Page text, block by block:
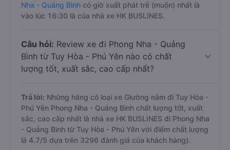
Nha - Quảng Bình có giờ xuất phát trễ (muộn) nhất là
vào lúc 16:30 là của nhà xe HK BUSLINES.
Câu hỏi: Review xe đi Phong Nha - Quảng
Bình từ Tuy Hòa - Phú Yên nào có chất
lượng tốt, xuất sắc, cao cấp nhất?
Trả lời: Những hãng có loại xe Giường nằm đi Tuy Hòa -
Phú Yên Phong Nha - Quảng Bình chất lượng tốt, xuất
sắc, cao cấp nhất là nhà xe HK BUSLINES đi Phong Nha
- Quảng Bình từ Tuy Hòa - Phú Yên với điểm chất lượng
là 4.7/5 dựa trên 3296 đánh giá của khách hàng).